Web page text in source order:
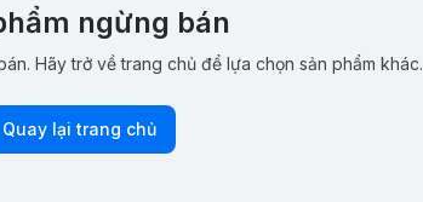
ngừng bán
Hãy trở về trang chủ để lựa chọn sản phẩm khác.
Quay lại trang chủ